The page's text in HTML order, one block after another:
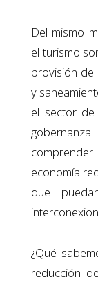
Del mismo
el turismo
provisión de
y
el sector
economía
que
¿Qué
reducción